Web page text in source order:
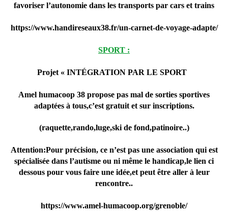
favoriser l’autonomie dans les transports par cars et trains
https://www.handireseaux38.fr/un-carnet-de-voyage-adapte/
SPORT :
Projet « INTÉGRATION PAR LE SPORT
Amel humacoop 38 propose pas mal de sorties sportives
adaptées à tous,c’est gratuit et sur inscriptions.
(raquette,rando,luge,ski de fond,patinoire..)
Attention:Pour précision, ce n’est pas une association qui est
spécialisée dans l’autisme ou ni même le handicap,le lien ci
dessous pour vous faire une idée,et peut être aller à leur
rencontre..
https://www.amel-humacoop.org/grenoble/